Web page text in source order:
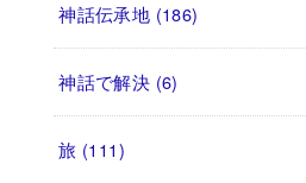
神話伝承地 (186)
神話で解決 (6)
旅 (111)